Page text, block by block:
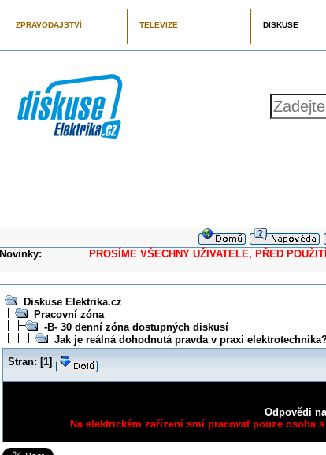
ZPRAVODAJSTVÍ TELEVIZE DISKUSE
Novinky: PROSÍME VŠECHNY UŽIVATELE, PŘED
Diskuse Elektrika.cz
Pracovní zóna
-B- 30 denní zóna dostupných diskusí
Jak je reálná dohodnutá pravda v praxi
Stran: [1]
Odpovědi
Na elektrickém zařízení smí pracovat pouze osoba